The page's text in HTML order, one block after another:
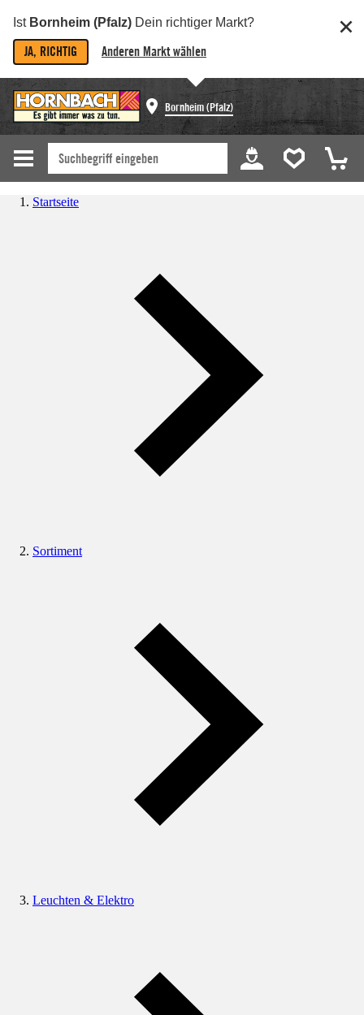
Ist Bornheim (Pfalz) Dein richtiger Markt?
JA, RICHTIG Anderen Markt wählen
Bornheim (Pfalz)
Startseite
Sortiment
Leuchten & Elektro